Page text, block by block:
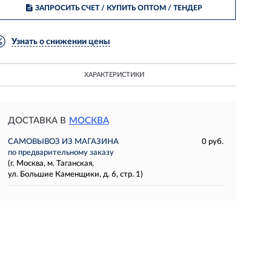
ЗАПРОСИТЬ СЧЕТ / КУПИТЬ ОПТОМ/ ТЕНДЕР
Узнать о снижении цены
ХАРАКТЕРИСТИКИ
ДОСТАВКА В МОСКВА
САМОВЫВОЗ ИЗ МАГАЗИНА
0 руб.
по предварительному заказу
(г. Москва, м. Таганская,
ул. Большие Каменщики, д. 6, стр. 1)